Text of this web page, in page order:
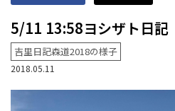
5/11 13:58ヨシザト日
吉里日記森道2018の様子
2018.05.11